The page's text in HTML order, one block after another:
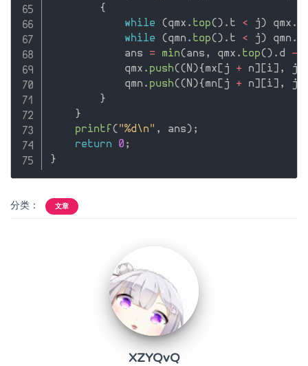
{
while
(qmx . top() . t < j) qmx .
while
(qmn . top() . t < j) qmn .
            ans
= min(ans , qmx . top() . d -
            qmx
. push((N){mx [ j + n] [i] , j
            qmn
. push((N){mn [ j + n] [i] , j
}
}
printf ( "%d\n" , ans) ;
return
0 ;
}
分类： 文章
XZYQvQ